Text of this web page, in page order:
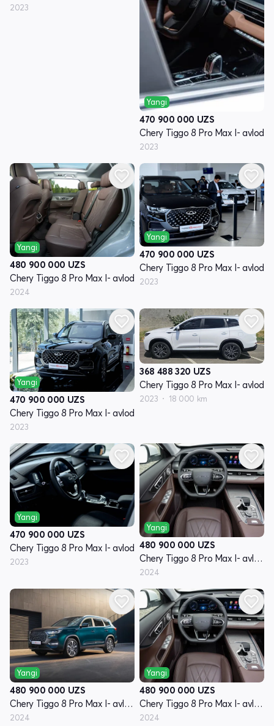
2023
Yangi
470 900 000 UZS
Chery Tiggo 8 Pro Max I- avlod
2023
Yangi
480 900 000 UZS
Chery Tiggo 8 Pro Max I- avlod
2024
Yangi
470 900 000 UZS
Chery Tiggo 8 Pro Max I- avlod
2023
Yangi
470 900 000 UZS
Chery Tiggo 8 Pro Max I- avlod
2023
368 488 320 UZS
Chery Tiggo 8 Pro Max I- avlod
2023 18 000 km
Yangi
470 900 000 UZS
Chery Tiggo 8 Pro Max I- avlod
2023
Yangi
480 900 000 UZS
Chery Tiggo 8 Pro Max I- avlod restyling
2024
Yangi
480 900 000 UZS
Chery Tiggo 8 Pro Max I- avlod restyling
2024
Yangi
480 900 000 UZS
Chery Tiggo 8 Pro Max I- avlod restyling
2024